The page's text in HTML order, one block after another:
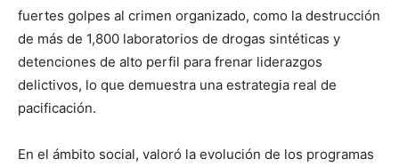
fuertes golpes al crimen organizado, como la destrucción
de más de 1,800 laboratorios de drogas sintéticas y
detenciones de alto perfil para frenar liderazgos
delictivos, lo que demuestra una estrategia real de
pacificación.
En el ámbito social, valoró la evolución de los programas